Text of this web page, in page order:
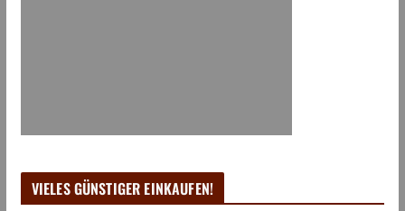
VIELES GÜNSTIGER EINKAUFEN!